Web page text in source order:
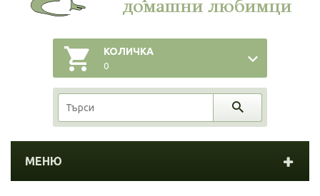
КОЛИЧКА
0
МЕНЮ